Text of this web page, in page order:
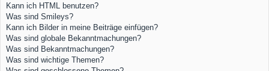
Kann ich HTML benutzen?
Was sind Smileys?
Kann ich Bilder in meine Beiträge einfügen?
Was sind globale Bekanntmachungen?
Was sind Bekanntmachungen?
Was sind wichtige Themen?